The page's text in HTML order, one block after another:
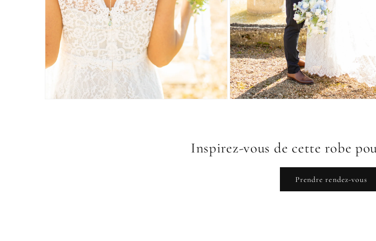
Inspirez-vous de cette robe
Prendre rendez-vous